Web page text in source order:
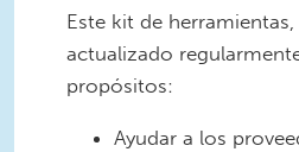
Este kit de herramientas,
actualizado
propósitos:
Ayudar a los